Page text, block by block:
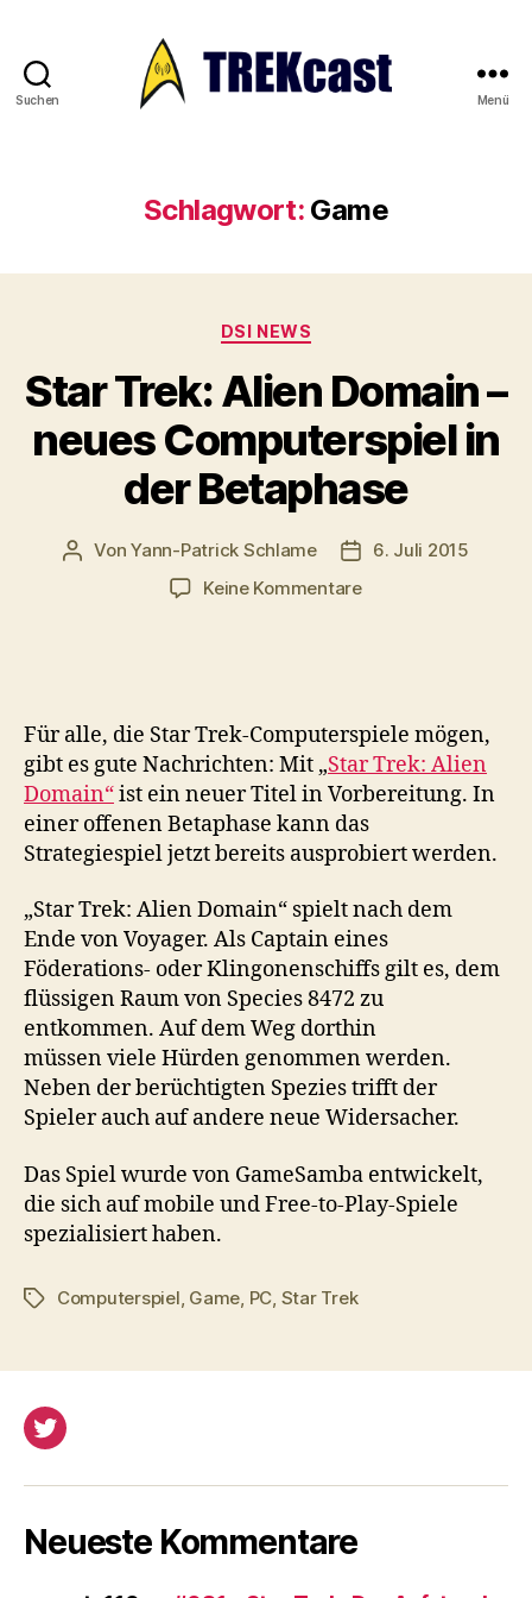
Suchen Menü
Schlagwort: Game
Kategorien
DSI NEWS
Star Trek: Alien Domain –
neues Computerspiel in
der Betaphase
Beitragsautor
VonYann-Patrick Schlame
6. Juli 2015
Keine Kommentarezu
neues
Computerspiel
in
der
Betaphase
Für alle, die Star Trek-Computerspiele mögen,
gibt es gute Nachrichten: Mit „Star Trek: Alien
Domain“ist ein neuer Titel in Vorbereitung. In
einer offenen Betaphase kann das
Strategiespiel jetzt bereits ausprobiert werden.
„Star Trek: Alien Domain“ spielt nach dem
Ende von Voyager. Als Captain eines
Föderations- oder Klingonenschiffs gilt es, dem
flüssigen Raum von Species 8472 zu
entkommen. Auf dem Weg dorthin
müssen viele Hürden genommen werden.
Neben der berüchtigten Spezies trifft der
Spieler auch auf andere neue Widersacher.
Das Spiel wurde von GameSamba entwickelt,
die sich auf mobile und Free-to-Play-Spiele
spezialisiert haben.
Schlagwörter
Computerspiel Game PC Star Trek
Twitter
Neueste Kommentare